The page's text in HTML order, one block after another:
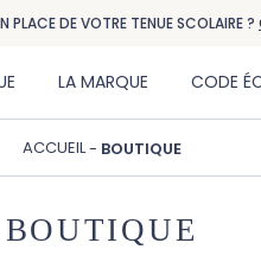
PLACE DE VOTRE TENUE SCOLAIRE ?
LA MARQUE CODE
ACCUEIL BOUTIQUE
BOUTIQUE